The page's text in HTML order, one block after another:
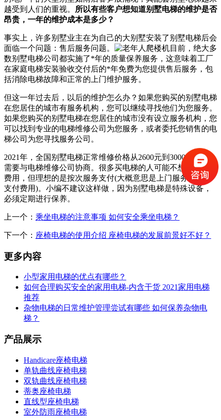
越受到人们的重视。 所以有些客户想知道别墅电梯的维护是否
昂贵，一年的维护成本是多少？
事实上，许多别墅业主在为自己的大别墅安装了别墅电梯后会
面临一个问题：售后服务问题。
目前，绝大多
数别墅电梯公司都实施了*年的质量保养服务，这意味着工厂
在家庭电梯安装验收交付后的*年免费为您提供售后服务，包
括消除电梯故障和正常的上门维护服务。
但这一年过去后，以后的维护怎么办？如果您购买的别墅电梯
在您居住的城市有服务机构，您可以继续寻找他们为您服务。
如果您购买的别墅电梯在您居住的城市没有设立服务机构，您
可以找到专业的电梯维修公司为您服务，或者委托您销售的电
梯公司为您寻找服务公司。
2021年，全国别墅电梯正常维修价格从2600元到3000元不等，
需要与电梯维修公司协商。很多买电梯的人可能不想按年支付
费用，但理想的是按次服务支付(大概意思是上门服务一次再
支付费用)。小编不建议这样做，因为别墅电梯是特殊设备，
必须定期进行保养。
上一个： 乘坐电梯的注意事项 如何安全乘坐电梯？
下一个： 座椅电梯的使用介绍 座椅电梯的发展前景好不好？
更多内容
小型家用电梯的优点有哪些？
如何合理购买安全的家用电梯-内含干货 2021家用电梯
推荐
杂物电梯的日常维护管理尝试有哪些 如何保养杂物电
梯？
产品展示
Handicare座椅电梯
单轨曲线座椅电梯
双轨曲线座椅电梯
蒂奥座椅电梯
直线型座椅电梯
室外防雨座椅电梯